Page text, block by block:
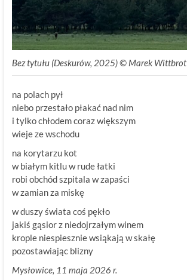
Bez tytułu (Deskurów, 2025) © Marek Wittbrot
na polach pył
niebo przestało płakać nad nim
i tylko chłodem coraz większym
wieje ze wschodu
na korytarzu kot
w białym kitlu w rude łatki
robi obchód szpitala w zapaści
w zamian za miskę
w duszy świata coś pękło
jakiś gąsior z niedojrzałym winem
krople niespiesznie wsiąkają w skałę
pozostawiając blizny
Mysłowice, 11 maja 2026 r.